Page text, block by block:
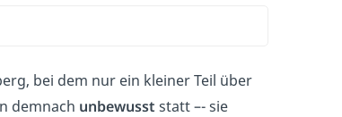
bei dem nur ein kleiner Teil über
demnach unbewusst statt –- sie